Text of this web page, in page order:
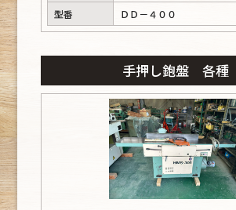
型番
ＤＤ－４００
手押し鉋盤 各種